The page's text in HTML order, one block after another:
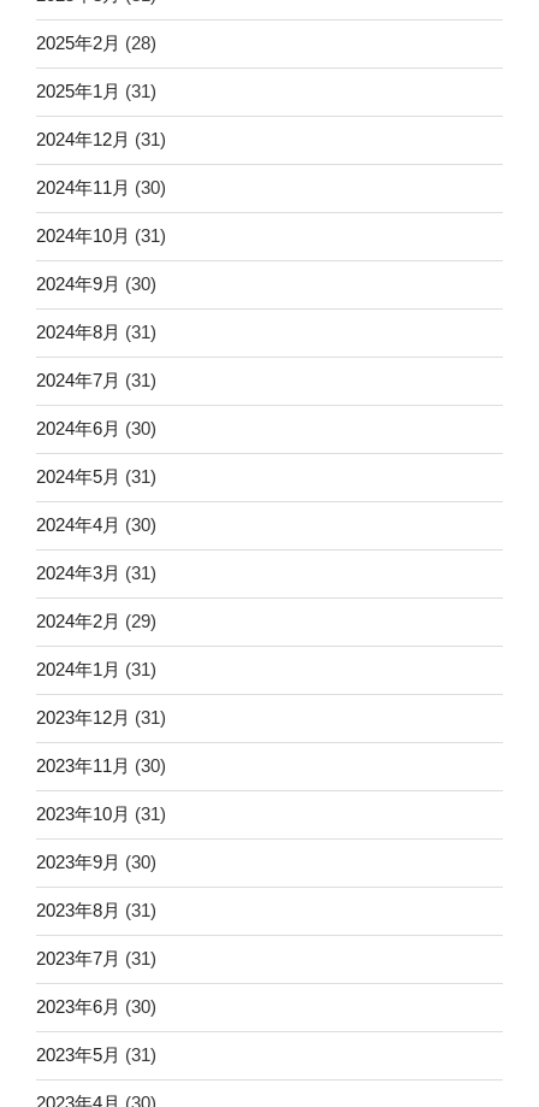
2025年2月 (28)
2025年1月 (31)
2024年12月 (31)
2024年11月 (30)
2024年10月 (31)
2024年9月 (30)
2024年8月 (31)
2024年7月 (31)
2024年6月 (30)
2024年5月 (31)
2024年4月 (30)
2024年3月 (31)
2024年2月 (29)
2024年1月 (31)
2023年12月 (31)
2023年11月 (30)
2023年10月 (31)
2023年9月 (30)
2023年8月 (31)
2023年7月 (31)
2023年6月 (30)
2023年5月 (31)